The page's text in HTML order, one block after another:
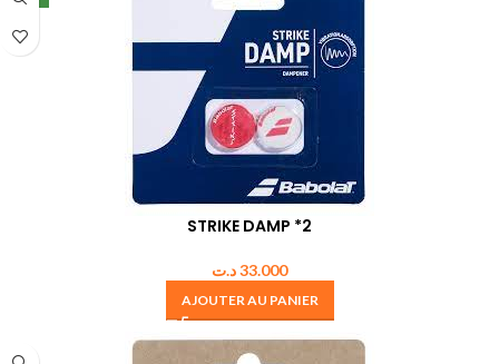
STRIKE DAMP *2
33.000د.ت
AJOUTER AU PANIER